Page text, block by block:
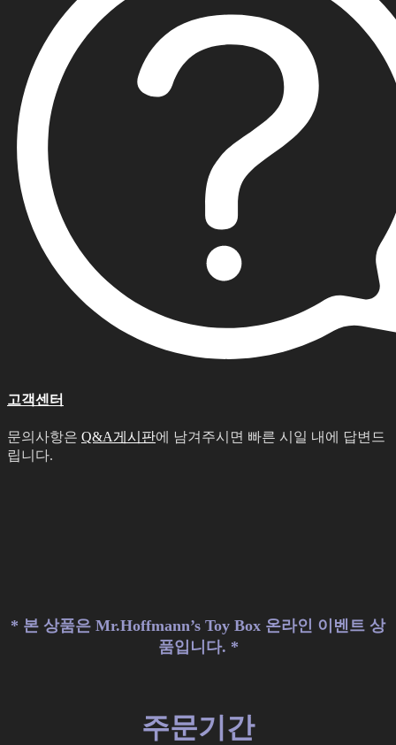
고객센터
문의사항은 Q&A게시판에 남겨주시면 빠른 시일 내에 답변드
립니다.
* 본 상품은 Mr.Hoffmann’s Toy Box 온라인 이벤트 상
품입니다. *
주문기간